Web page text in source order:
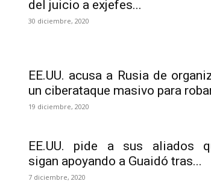
del juicio a exjefes...
30 diciembre, 2020
EE.UU. acusa a Rusia de
un ciberataque masivo para
19 diciembre, 2020
EE.UU. pide a sus aliados
sigan apoyando a Guaidó tras...
7 diciembre, 2020